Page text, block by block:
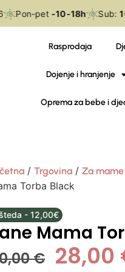
Pon-pet-10-18h Sub:
Rasprodaja
Dojenje i hranjenje
Oprema za bebe i
/ Trgovina / Za mame
Torba Black
- 12,00€
Mama
€ 28,00